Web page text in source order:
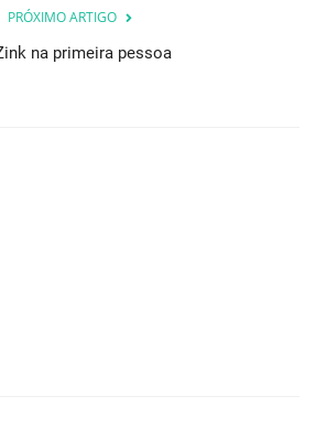
PRÓXIMO ARTIGO
na primeira pessoa